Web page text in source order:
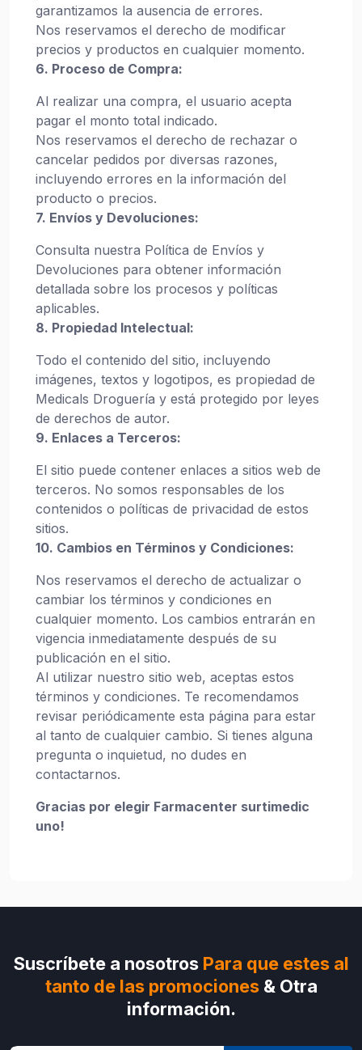
garantizamos la ausencia de errores.
Nos reservamos el derecho de modificar
precios y productos en cualquier momento.
6. Proceso de Compra:
Al realizar una compra, el usuario acepta
pagar el monto total indicado.
Nos reservamos el derecho de rechazar o
cancelar pedidos por diversas razones,
incluyendo errores en la información del
producto o precios.
7. Envíos y Devoluciones:
Consulta nuestra Política de Envíos y
Devoluciones para obtener información
detallada sobre los procesos y políticas
aplicables.
8. Propiedad Intelectual:
Todo el contenido del sitio, incluyendo
imágenes, textos y logotipos, es propiedad de
Medicals Droguería y está protegido por leyes
de derechos de autor.
9. Enlaces a Terceros:
El sitio puede contener enlaces a sitios web de
terceros. No somos responsables de los
contenidos o políticas de privacidad de estos
sitios.
10. Cambios en Términos y Condiciones:
Nos reservamos el derecho de actualizar o
cambiar los términos y condiciones en
cualquier momento. Los cambios entrarán en
vigencia inmediatamente después de su
publicación en el sitio.
Al utilizar nuestro sitio web, aceptas estos
términos y condiciones. Te recomendamos
revisar periódicamente esta página para estar
al tanto de cualquier cambio. Si tienes alguna
pregunta o inquietud, no dudes en
contactarnos.
Gracias por elegir Farmacenter surtimedic
uno!
Suscríbete a nosotrosPara que estes al
tanto de las promociones & Otra
información.